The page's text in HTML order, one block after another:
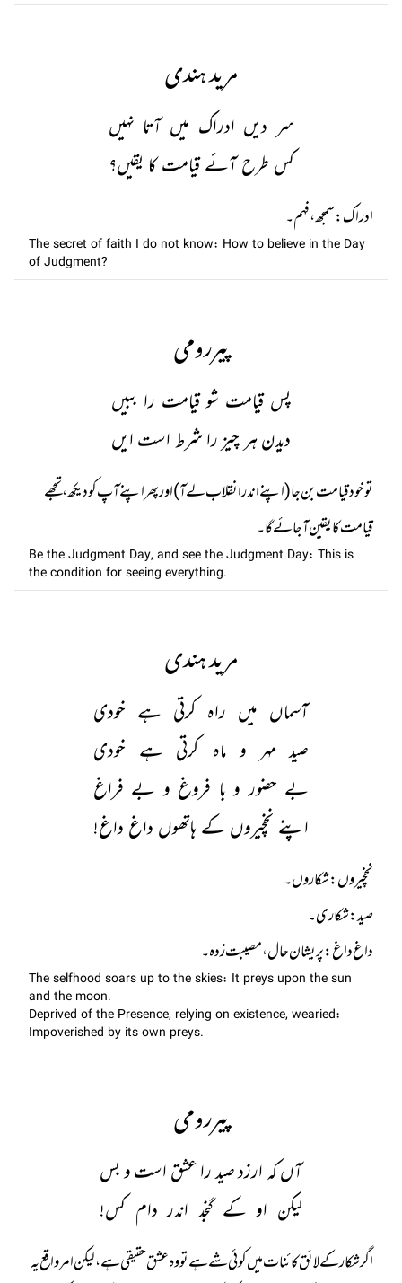
مرید ہندی
سر دیں ادراک میں آتا نہیں
کس طرح آئے قیامت کا یقیں؟
ادراک: سمجھ، فہم۔
The secret of faith I do not know: How to believe in the Day
of Judgment?
پیررومی
پس قیامت شو قیامت را ببیں
دیدن ہر چیز را شرط است ایں
تو خود قیامت بن جا (اپنے اندر انقلاب لے آ) اور پھر اپنے آپ کو دیکھ ، تجھے
قیامت کا یقین آ جائے گا۔
Be the Judgment Day, and see the Judgment Day: This is
the condition for seeing everything.
مرید ہندی
آسماں میں راہ کرتی ہے خودی
صید مہر و ماہ کرتی ہے خودی
بے حضور و با فروغ و بے فراغ
اپنے نخچیروں کے ہاتھوں داغ داغ!
داغ داغ: پریشان حال، مصیبت زدہ۔
The selfhood soars up to the skies: It preys upon the sun
and the moon.
Deprived of the Presence, relying on existence, wearied:
Impoverished by its own preys.
پیررومی
آں کہ ارزد صید را عشق است و بس
لیکن او کے گنجد اندر دام کس!
اگر شکار کے لائق کائنات میں کوئی شے ہے تو وہ عشق حقیقی ہے، لیکن امر واقع یہ